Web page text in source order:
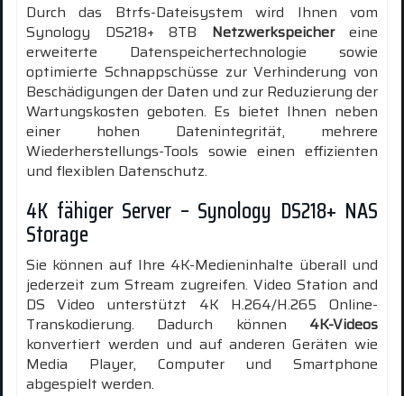
Durch das Btrfs-Dateisystem wird Ihnen vom
Synology DS218+ 8TB Netzwerkspeichereine
erweiterte Datenspeichertechnologie sowie
optimierte Schnappschüsse zur Verhinderung von
Beschädigungen der Daten und zur Reduzierung der
Wartungskosten geboten. Es bietet Ihnen neben
einer hohen Datenintegrität, mehrere
Wiederherstellungs-Tools sowie einen effizienten
und flexiblen Datenschutz.
4K fähiger Server – Synology DS218+ NAS
Storage
Sie können auf Ihre 4K-Medieninhalte überall und
jederzeit zum Stream zugreifen. Video Station and
DS Video unterstützt 4K H.264/H.265 Online-
Transkodierung. Dadurch können 4K-Videos
konvertiert werden und auf anderen Geräten wie
Media Player, Computer und Smartphone
abgespielt werden.